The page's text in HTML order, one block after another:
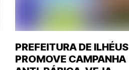
PREFEITURA DE ILHÉUS
PROMOVE CAMPANHA